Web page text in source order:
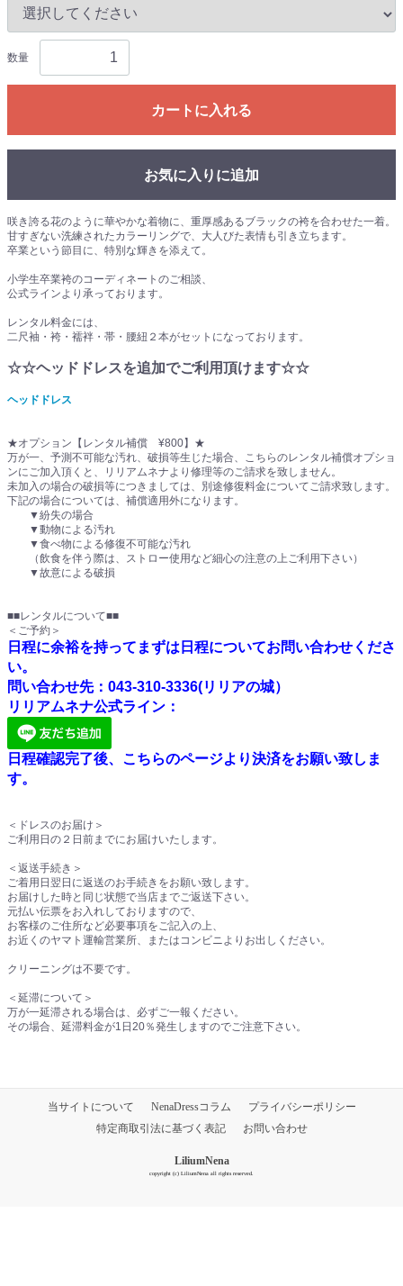
数量
カートに入れる
お気に入りに追加
咲き誇る花のように華やかな着物に、重厚感あるブラックの袴を合わせた一着。
甘すぎない洗練されたカラーリングで、大人びた表情も引き立ちます。
卒業という節目に、特別な輝きを添えて。
小学生卒業袴のコーディネートのご相談、
公式ラインより承っております。
レンタル料金には、
二尺袖・袴・襦袢・帯・腰紐２本がセットになっております。
☆☆ヘッドドレスを追加でご利用頂けます☆☆
ヘッドドレス
★オプション【レンタル補償 ¥800】★
万が一、予測不可能な汚れ、破損等生じた場合、こちらのレンタル補償オプショ
ンにご加入頂くと、リリアムネナより修理等のご請求を致しません。
未加入の場合の破損等につきましては、別途修復料金についてご請求致します。
下記の場合については、補償適用外になります。
▼紛失の場合
▼動物による汚れ
▼食べ物による修復不可能な汚れ
（飲食を伴う際は、ストロー使用など細心の注意の上ご利用下さい）
▼故意による破損
■■レンタルについて■■
＜ご予約＞
日程に余裕を持ってまずは日程についてお問い合わせくださ
い。
問い合わせ先：043-310-3336(リリアの城）
リリアムネナ公式ライン：
日程確認完了後、こちらのページより決済をお願い致しま
す。
＜ドレスのお届け＞
ご利用日の２日前までにお届けいたします。
＜返送手続き＞
ご着用日翌日に返送のお手続きをお願い致します。
お届けした時と同じ状態で当店までご返送下さい。
元払い伝票をお入れしておりますので、
お客様のご住所など必要事項をご記入の上、
お近くのヤマト運輸営業所、またはコンビニよりお出しください。
クリーニングは不要です。
＜延滞について＞
万が一延滞される場合は、必ずご一報ください。
その場合、延滞料金が1日20％発生しますのでご注意下さい。
当サイトについて NenaDressコラム
プライバシーポリシー
特定商取引法に基づく表記
お問い合わせ
LiliumNena
copyright (c) LiliumNena all rights reserved.